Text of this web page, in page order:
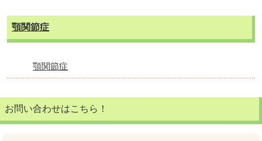
顎関節症
顎関節症
お問い合わせはこちら！